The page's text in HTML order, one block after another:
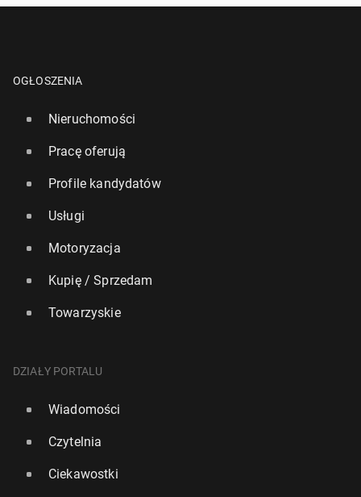
OGŁOSZENIA
Nieruchomości
Pracę oferują
Profile kandydatów
Usługi
Motoryzacja
Kupię / Sprzedam
Towarzyskie
DZIAŁY PORTALU
Wiadomości
Czytelnia
Ciekawostki